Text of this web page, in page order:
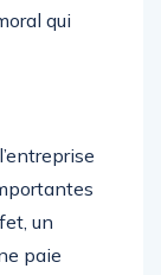
qui
un
paie